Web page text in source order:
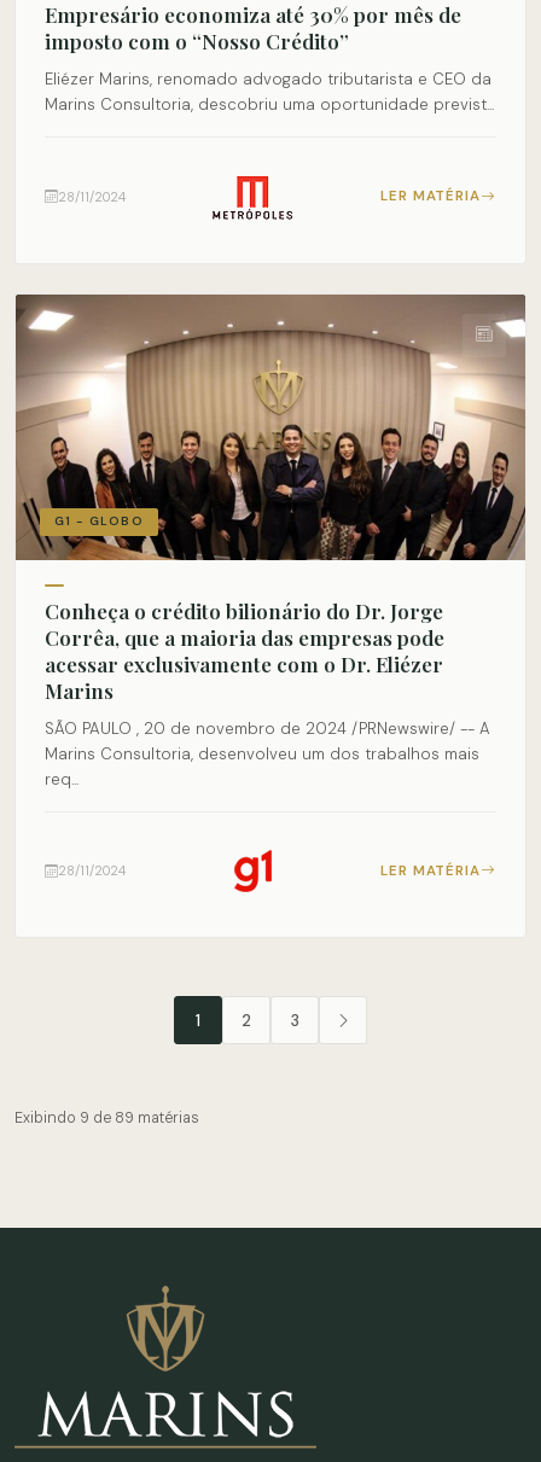
Empresário economiza até 30% por mês de
imposto com o “Nosso Crédito”
Eliézer Marins, renomado advogado tributarista e CEO da
Marins Consultoria, descobriu uma oportunidade previst...
28/11/2024 LER MATÉRIA
G1 - GLOBO
Conheça o crédito bilionário do Dr. Jorge
Corrêa, que a maioria das empresas pode
acessar exclusivamente com o Dr. Eliézer
Marins
SÃO PAULO , 20 de novembro de 2024 /PRNewswire/ -- A
Marins Consultoria, desenvolveu um dos trabalhos mais
req...
28/11/2024 LER MATÉRIA
1 2 3
Exibindo 9 de 89 matérias